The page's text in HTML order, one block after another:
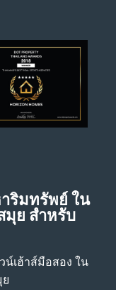
ริมทรัพย์ ใน
มุย สําหรับ
น์เฮ้าส์มือสอง ใน
ย